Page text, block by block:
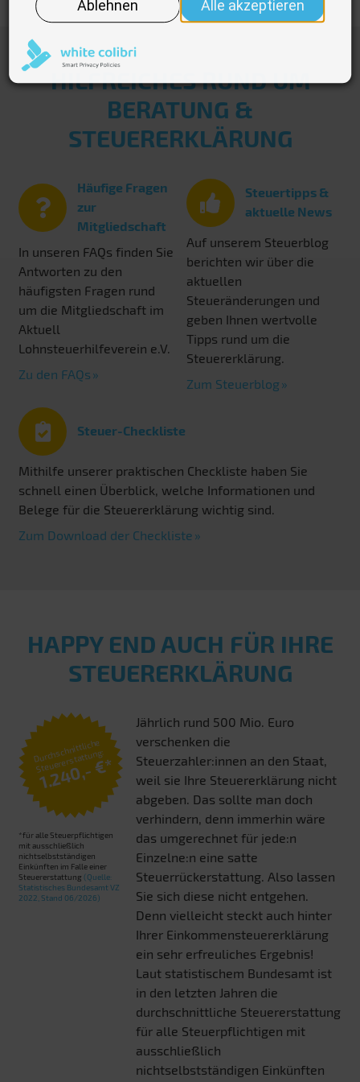
HILFREICHES RUND UM
BERATUNG &
STEUERERKLÄRUNG
Häufige Fragen
zur
Mitgliedschaft
In unseren FAQs finden Sie
Antworten zu den
häufigsten Fragen rund
um die Mitgliedschaft im
Aktuell
Lohnsteuerhilfeverein e.V.
Zu den FAQs
Steuertipps &
aktuelle News
Auf unserem Steuerblog
berichten wir über die
aktuellen
Steueränderungen und
geben Ihnen wertvolle
Tipps rund um die
Steuererklärung.
Zum Steuerblog
Steuer-Checkliste
Mithilfe unserer praktischen Checkliste haben Sie
schnell einen Überblick, welche Informationen und
Belege für die Steuererklärung wichtig sind.
Zum Download der Checkliste
HAPPY END AUCH FÜR IHRE
STEUERERKLÄRUNG
Durchschnittliche
Steuererstattung:
1.240,- €*
*für alle Steuerpflichtigen
mit ausschließlich
nichtselbstständigen
Einkünften im Falle einer
Steuererstattung (Quelle:
Statistisches Bundesamt VZ
2022, Stand 06/2026)
Jährlich rund 500 Mio. Euro
verschenken die
Steuerzahler:innen an den Staat,
weil sie Ihre Steuererklärung nicht
abgeben. Das sollte man doch
verhindern, denn immerhin wäre
das umgerechnet für jede:n
Einzelne:n eine satte
Steuerrückerstattung. Also lassen
Sie sich diese nicht entgehen.
Denn vielleicht steckt auch hinter
Ihrer Einkommensteuererklärung
ein sehr erfreuliches Ergebnis!
Laut statistischem Bundesamt ist
in den letzten Jahren die
durchschnittliche Steuererstattung
für alle Steuerpflichtigen mit
ausschließlich
nichtselbstständigen Einkünften